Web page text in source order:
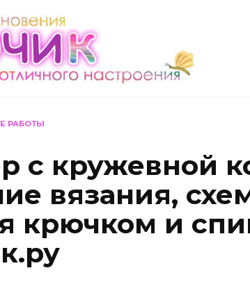
РАБОТЫ
с кружевной
вязания,
крючком и